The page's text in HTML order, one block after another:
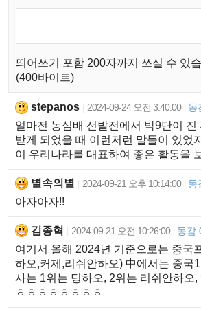
띄어쓰기 포함 200자까지 쓰실 수 있
(400바이트)
stepanos 2024-09-24 오전 3:40:00 동
얼마전 농심배 선발전에서 박9단이 진
받게 되었을 때 이런저런 말들이 있었
이 우리나라를 대표하여 좋은 활동을
별속의별 2024-09-21 오후 10:14:00 동
아자아자!!
김종혁 2024-09-21 오전 10:26:00 동감
여기서 올해 2024년 기준으로는 중국
하오,커제,리쉬안하오) 中에서는 중국1
사는 1위는 딩하오, 2위는 리쉬안하오,
ㅎㅎㅎㅎㅎㅎㅎㅎ